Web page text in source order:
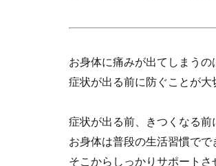
お身体に痛みが出てしまうの
症状が出る前に防ぐことが大
症状が出る前、きつくなる前
お身体は普段の生活習慣でで
そこからしっかりサポートさ